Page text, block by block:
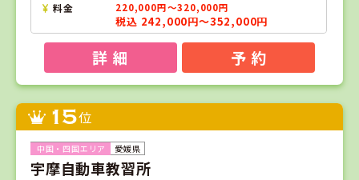
料金
220,000円～320,000円
税込 242,000円～352,000円
詳 細 予 約
15位
愛媛県
宇摩自動車教習所